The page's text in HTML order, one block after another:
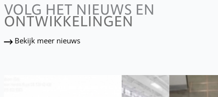
VOLG HET NIEUWS EN
ONTWIKKELINGEN
Bekijk meer nieuws